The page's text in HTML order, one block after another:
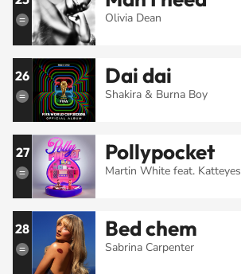
Olivia Dean
26 Dai dai
Shakira & Burna Boy
27 Pollypocket
Martin White feat. Katteyes
28 Bed chem
Sabrina Carpenter